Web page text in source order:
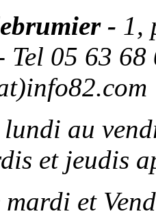
- 1,
Tel 05 63
au
et jeudis
et